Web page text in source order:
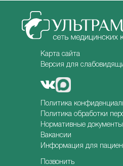
Карта сайта
Версия для
Политика
Политика обработки
Нормативные документы
Вакансии
Информация для
Позвонить